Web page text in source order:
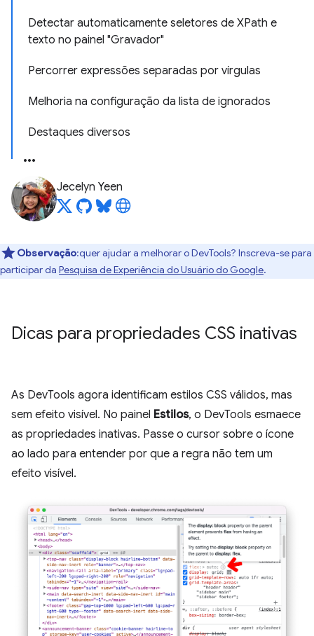
Detectar automaticamente seletores de XPath e
texto no painel "Gravador"
Percorrer expressões separadas por vírgulas
Melhoria na configuração da lista de ignorados
Destaques diversos
Jecelyn Yeen
Observação:quer ajudar a melhorar o DevTools? Inscreva-se para
participar da Pesquisa de Experiência do Usuário do Google.
Dicas para propriedades CSS inativas
As DevTools agora identificam estilos CSS válidos, mas
sem efeito visível. No painel Estilos, o DevTools esmaece
as propriedades inativas. Passe o cursor sobre o ícone
ao lado para entender por que a regra não tem um
efeito visível.